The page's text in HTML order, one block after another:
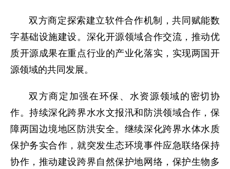
双方商定探索建立软件合作机制，共同赋能数
字基础设施建设。深化开源领域合作交流，推动优
质开源成果在重点行业的产业化落实，实现两国开
源领域的共同发展。
双方商定加强在环保、水资源领域的密切协
作。持续深化跨界水水文报汛和防洪领域合作，保
障两国边境地区防洪安全。继续深化跨界水体水质
保护务实合作，就突发生态环境事件应急联络保持
协作，推动建设跨界自然保护地网络，保护生物多